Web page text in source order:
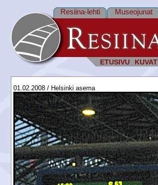
ETUSIVU KUVAT
Resiina-lehti Museojunat
01.02.2008 / Helsinki asema